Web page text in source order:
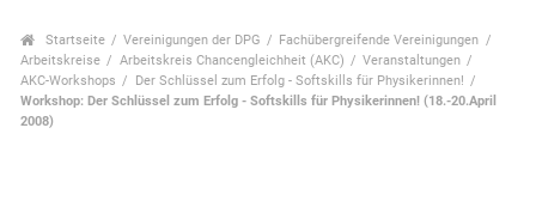
Startseite Vereinigungen der DPG
Fachübergreifende Vereinigungen
Arbeitskreise
Arbeitskreis Chancengleichheit (AKC)
Veranstaltungen
AKC-Workshops
Der Schlüssel zum Erfolg - Softskills für Physikerinnen!
Workshop: Der Schlüssel zum Erfolg - Softskills für Physikerinnen! (18.-20.April
2008)